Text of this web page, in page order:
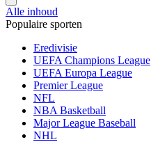
Alle inhoud
Populaire sporten
Eredivisie
UEFA Champions League
UEFA Europa League
Premier League
NFL
NBA Basketball
Major League Baseball
NHL